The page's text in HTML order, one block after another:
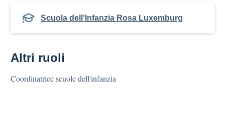
Scuola dell'Infanzia Rosa Luxemburg
Altri ruoli
Coordinatrice scuole dell'infanzia